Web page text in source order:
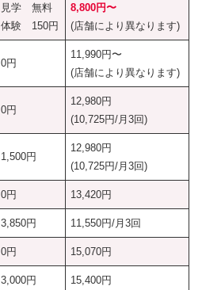
見学 無料
体験 150円
8,800円〜
(店舗により異なります)
0円
11,990円〜
(店舗により異なります)
0円
12,980円
(10,725円/月3回)
1,500円
12,980円
(10,725円/月3回)
0円 13,420円
3,850円 11,550円/月3回
0円 15,070円
3,000円 15,400円